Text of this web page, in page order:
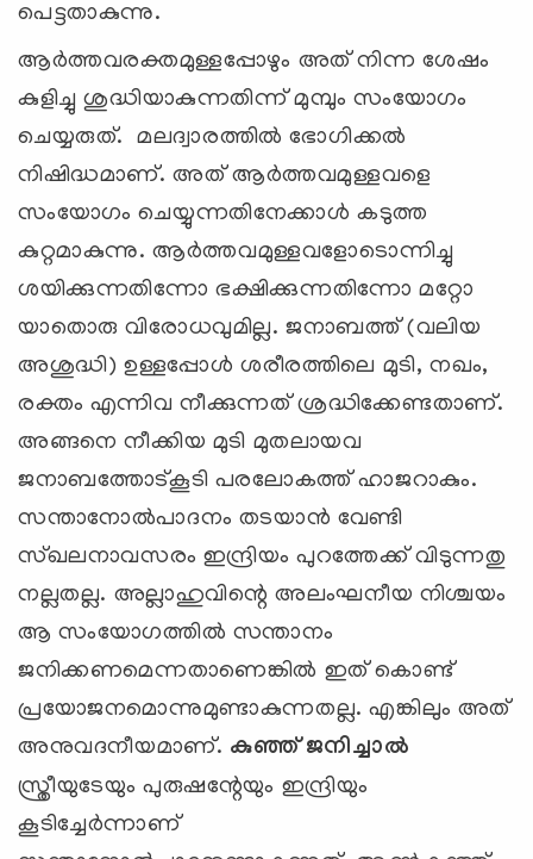
പെട്ടതാകുന്നു.
ആര്‍ത്തവരക്തമുള്ളപ്പോഴും അത് നിന്ന ശേഷം
കുളിച്ചു ശുദ്ധിയാകുന്നതിന്ന് മുമ്പും സംയോഗം
ചെയ്യരുത്. മലദ്വാരത്തില്‍ ഭോഗിക്കല്‍
നിഷിദ്ധമാണ്. അത് ആര്‍ത്തവമുള്ളവളെ
സംയോഗം ചെയ്യുന്നതിനേക്കാള്‍ കടുത്ത
കുറ്റമാകുന്നു. ആര്‍ത്തവമുള്ളവളോടൊന്നിച്ചു
ശയിക്കുന്നതിന്നോ ഭക്ഷിക്കുന്നതിന്നോ മറ്റോ
യാതൊരു വിരോധവുമില്ല. ജനാബത്ത് (വലിയ
അശുദ്ധി) ഉള്ളപ്പോള്‍ ശരീരത്തിലെ മുടി, നഖം,
രക്തം എന്നിവ നീക്കുന്നത് ശ്രദ്ധിക്കേണ്ടതാണ്.
അങ്ങനെ നീക്കിയ മുടി മുതലായവ
ജനാബത്തോട്കൂടി പരലോകത്ത് ഹാജറാകും.
സന്താനോല്‍പാദനം തടയാന്‍ വേണ്ടി
സ്ഖലനാവസരം ഇന്ദ്രിയം പുറത്തേക്ക് വിടുന്നതു
നല്ലതല്ല. അല്ലാഹുവിന്റെ അലംഘനീയ നിശ്ചയം
ആ സംയോഗത്തില്‍ സന്താനം
ജനിക്കണമെന്നതാണെങ്കില്‍ ഇത് കൊണ്ട്
പ്രയോജനമൊന്നുമുണ്ടാകുന്നതല്ല. എങ്കിലും അത്
അനുവദനീയമാണ്. കുഞ്ഞ് ജനിച്ചാല്‍
സ്ത്രീയുടേയും പുരുഷന്റേയും ഇന്ദ്രിയും
കൂടിച്ചേര്‍ന്നാണ്